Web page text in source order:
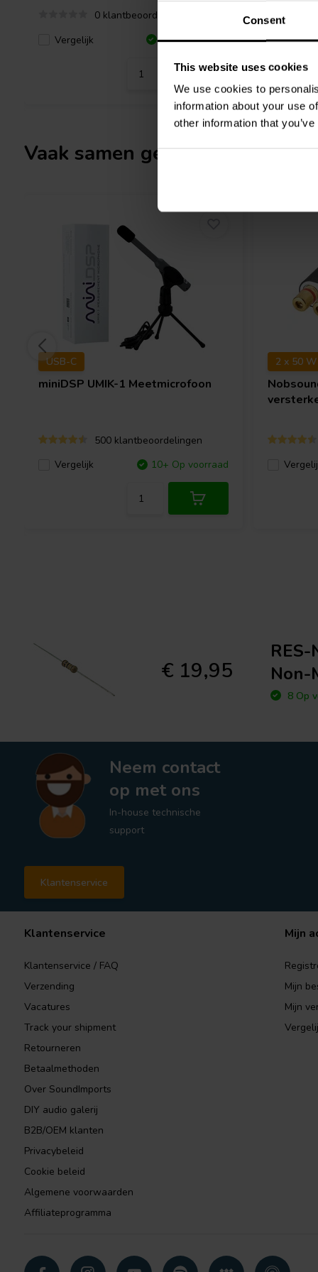
Consent
This website uses cookies
We use cookies to
information about your use
other information that
0 klantbeoordelingen
Vergelijk
8 Op voorraad
Vaak samen gekocht
USB-C
miniDSP UMIK-1 Meetmicrofoon
500 klantbeoordelingen
Vergelijk
10+ Op voorraad
2 x 50 W
€ 19,95
Non-
8 Op
Neem contact
op met ons
In-house technische
support
Klantenservice
Klantenservice
Klantenservice / FAQ
Verzending
Vacatures
Track your shipment
Retourneren
Betaalmethoden
Over SoundImports
DIY audio galerij
B2B/OEM klanten
Privacybeleid
Cookie beleid
Algemene voorwaarden
Affiliateprogramma
Mijn
Mijn
Mijn